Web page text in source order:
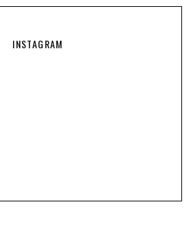
INSTAGRAM